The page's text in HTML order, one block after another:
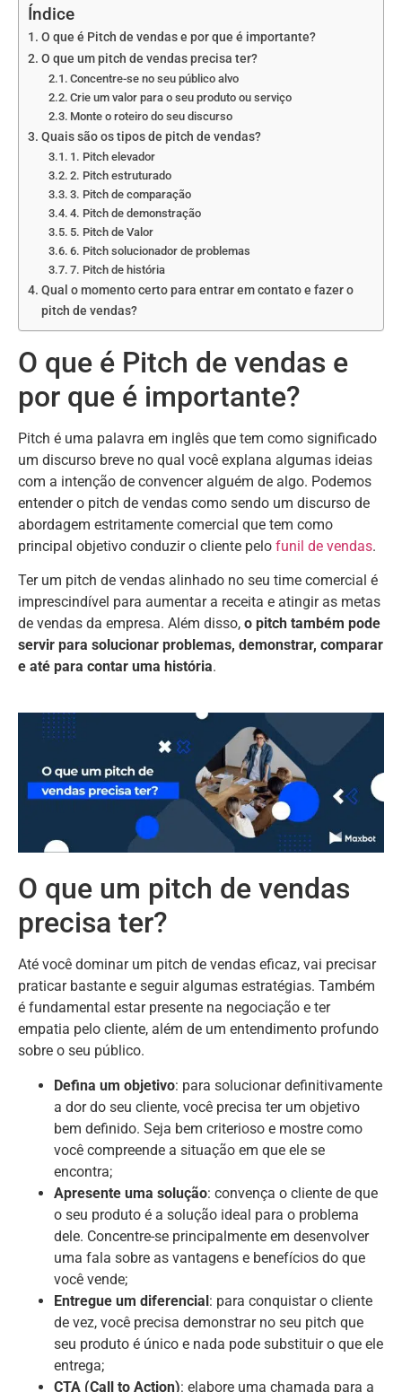
Índice
O que é Pitch de vendas e por que é importante?
O que um pitch de vendas precisa ter?
Concentre-se no seu público alvo
Crie um valor para o seu produto ou serviço
Monte o roteiro do seu discurso
Quais são os tipos de pitch de vendas?
1. Pitch elevador
2. Pitch estruturado
3. Pitch de comparação
4. Pitch de demonstração
5. Pitch de Valor
6. Pitch solucionador de problemas
7. Pitch de história
Qual o momento certo para entrar em contato e fazer o
pitch de vendas?
O que é Pitch de vendas e
por que é importante?
Pitch é uma palavra em inglês que tem como significado
um discurso breve no qual você explana algumas ideias
com a intenção de convencer alguém de algo. Podemos
entender o pitch de vendas como sendo um discurso de
abordagem estritamente comercial que tem como
principal objetivo conduzir o cliente pelo funil de vendas.
Ter um pitch de vendas alinhado no seu time comercial é
imprescindível para aumentar a receita e atingir as metas
de vendas da empresa. Além disso, o pitch também pode
servir para solucionar problemas, demonstrar, comparar
e até para contar uma história.
O que um pitch de vendas
precisa ter?
Até você dominar um pitch de vendas eficaz, vai precisar
praticar bastante e seguir algumas estratégias. Também
é fundamental estar presente na negociação e ter
empatia pelo cliente, além de um entendimento profundo
sobre o seu público.
Defina um objetivo: para solucionar definitivamente
a dor do seu cliente, você precisa ter um objetivo
bem definido. Seja bem criterioso e mostre como
você compreende a situação em que ele se
encontra;
Apresente uma solução: convença o cliente de que
o seu produto é a solução ideal para o problema
dele. Concentre-se principalmente em desenvolver
uma fala sobre as vantagens e benefícios do que
você vende;
Entregue um diferencial: para conquistar o cliente
de vez, você precisa demonstrar no seu pitch que
seu produto é único e nada pode substituir o que ele
entrega;
CTA (Call to Action): elabore uma chamada para a